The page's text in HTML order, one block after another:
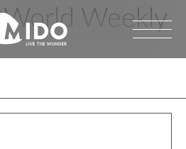
Weekly